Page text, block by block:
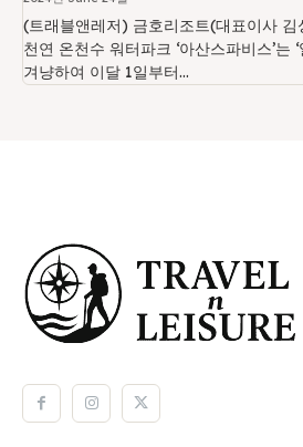
(트래블앤레저) 금호리조트(대표이사
천연 온천수 워터파크 ‘아산스파비스’는
겨냥하여 이달 1일부터...